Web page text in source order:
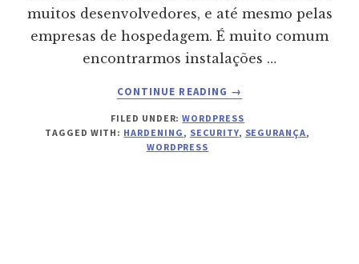
muitos desenvolvedores, e até mesmo pelas
empresas de hospedagem. É muito comum
encontrarmos instalações …
CONTINUE READING
ABOUT
DE
SEGURANÇA
→
FILED UNDER:WORDPRESS
TAGGED WITH: HARDENING , SECURITY, SEGURANÇA,
WORDPRESS